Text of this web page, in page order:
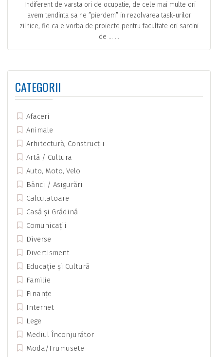
Indiferent de varsta ori de ocupatie, de cele mai multe ori
avem tendinta sa ne ”pierdem” in rezolvarea task-urilor
zilnice, fie ca e vorba de proiecte pentru facultate ori sarcini
de … ...
CATEGORII
Afaceri
Animale
Arhitectură, Construcții
Artă / Cultura
Auto, Moto, Velo
Bănci / Asigurări
Calculatoare
Casă și Grădină
Comunicații
Diverse
Divertisment
Educație și Cultură
Familie
Finanțe
Internet
Lege
Mediul Înconjurător
Moda/Frumusete